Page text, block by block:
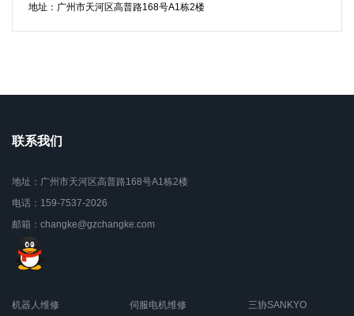
地址：广州市天河区高普路168号A1栋2楼
联系我们
地址：广州市天河区高普路168号A1栋2楼
电话：159-7537-2026
邮箱：changke@gzchangke.com
机器人维修
伺服电机维修
三协SANKYO